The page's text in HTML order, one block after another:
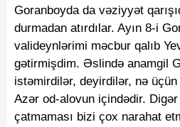
Goranboyda da vəziyyət
durmadan atırdılar. Ayın 8-i
valideynlərimi məcbur qalıb
gətirmişdim. Əslində anamgil
istəmirdilər, deyirdilər, nə üçün
Azər od-alovun içindədir.
çatmaması bizi çox narahat